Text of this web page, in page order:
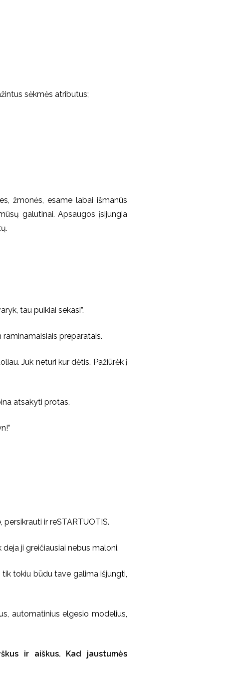
sėkmės atributus;
žmonės, esame labai išmanūs
galutinai. Apsaugos įsijungia
tau puikiai sekasi”.
preparatais.
Juk neturi kur dėtis. Pažiūrėk į
atsakyti protas.
ir reSTARTUOTIS.
ji greičiausiai nebus maloni.
tokiu būdu tave galima išjungti,
automatinius elgesio modelius,
ir aiškus. Kad jaustumės